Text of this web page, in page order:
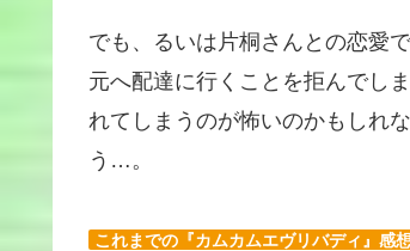
でも、るいは片桐さんとの恋愛
元へ配達に行くことを拒んでし
れてしまうのが怖いのかもしれ
う…。
これまでの『カムカムエヴリバディ』感